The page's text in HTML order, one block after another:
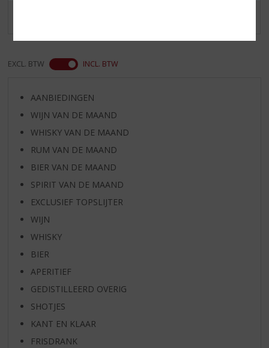
EXCL. BTW INCL. BTW
AANBIEDINGEN
WIJN VAN DE MAAND
WHISKY VAN DE MAAND
RUM VAN DE MAAND
BIER VAN DE MAAND
SPIRIT VAN DE MAAND
EXCLUSIEF TOPSLIJTER
WIJN
WHISKY
BIER
APERITIEF
GEDISTILLEERD OVERIG
SHOTJES
KANT EN KLAAR
FRISDRANK